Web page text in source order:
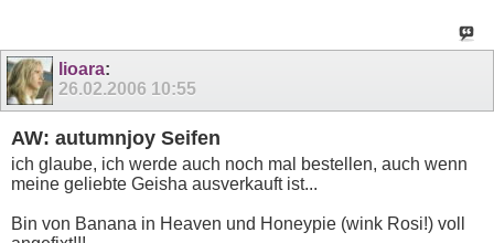
lioara:
26.02.2006 10:55
AW: autumnjoy Seifen
ich glaube, ich werde auch noch mal bestellen, auch wenn
meine geliebte Geisha ausverkauft ist...
Bin von Banana in Heaven und Honeypie (wink Rosi!) voll